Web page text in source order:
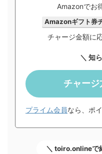
Amazonでお
Amazonギフト券
チャージ金額に
＼ 知
チャー
プライム会員なら、ポ
＼ toiro.onlineで